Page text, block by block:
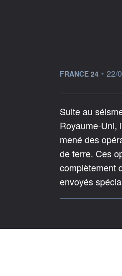
information
FRANCE 24 • 22/
Suite au
Royaume-Uni,
mené des
de terre. Ces
complètement
envoyés